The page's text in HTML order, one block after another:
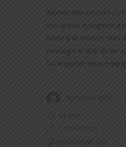
¡Nuevo año escolar!
con ansias el regreso a
rutina y al orden o eres
nostalgia el final de las
Sin importar de qué
by Admin WEB
10 likes
0 comments
maternidad, tips